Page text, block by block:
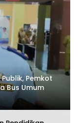
Pemkot
Bus Umum